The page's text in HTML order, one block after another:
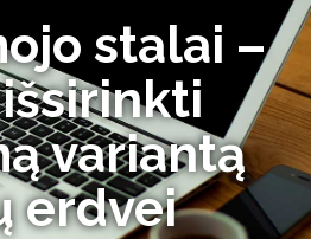
stalai –
variantą
erdvei